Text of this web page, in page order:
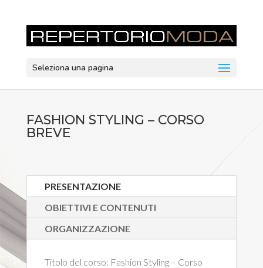
Seleziona una pagina
FASHION STYLING – CORSO
BREVE
PRESENTAZIONE
OBIETTIVI E CONTENUTI
ORGANIZZAZIONE
Titolo del corso: Fashion Styling – Corso